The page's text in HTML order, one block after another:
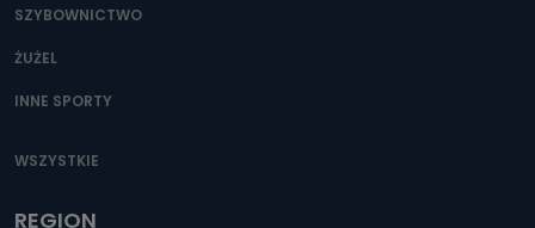
SZYBOWNICTWO
ŻUŻEL
INNE SPORTY
WSZYSTKIE
REGION